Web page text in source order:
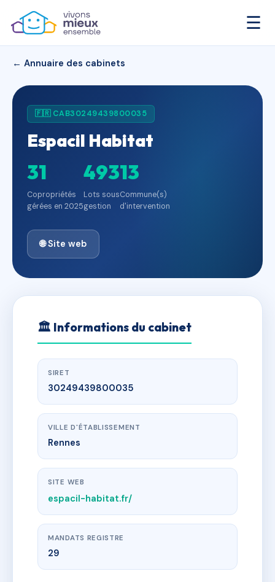
☰
← Annuaire des cabinets
🇫🇷 CAB30249439800035
Espacil Habitat
31
Copropriétés
gérées en 2025
493
Lots sous
gestion
13
Commune(s)
d'intervention
🌐 Site web
🏛 Informations du cabinet
SIRET
30249439800035
VILLE D'ÉTABLISSEMENT
Rennes
SITE WEB
espacil-habitat.fr/
MANDATS REGISTRE
29